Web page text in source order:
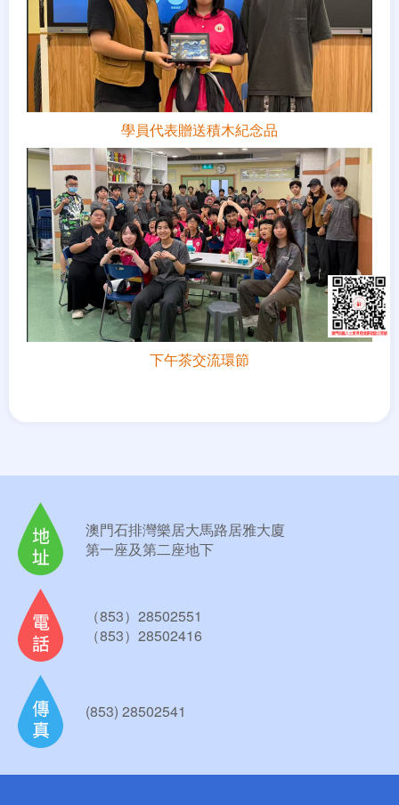
學員代表贈送積木紀念品
下午茶交流環節
澳門石排灣樂居大馬路居雅大廈
第一座及第二座地下
（853）28502551
（853）28502416
(853) 28502541